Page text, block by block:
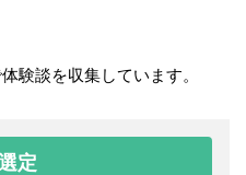
験談を収集しています。
定